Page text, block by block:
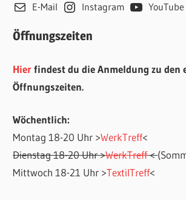
E-Mail Instagram YouTube
Öffnungszeiten
Hierfindest du die Anmeldung zu den
Öffnungszeiten.
Wöchentlich:
Montag 18-20 Uhr >WerkTreff<
Dienstag 18-20 Uhr >WerkTreff<
Mittwoch 18-21 Uhr >TextilTreff<